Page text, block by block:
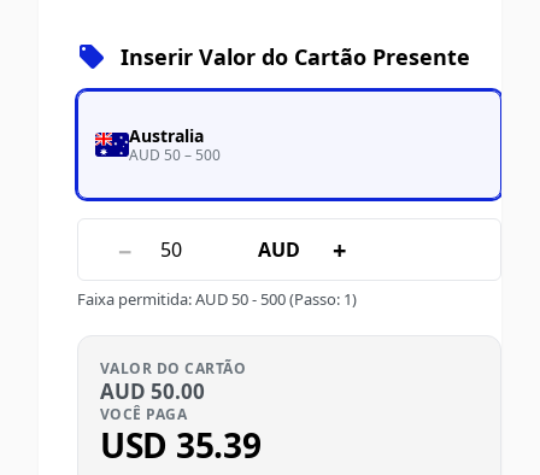
Inserir Valor do Cartão Presente
Australia
AUD 50 – 500
− AUD +
Faixa permitida:AUD 50- 500(Passo: 1)
VALOR DO CARTÃO
AUD 50.00
VOCÊ PAGA
USD 35.39